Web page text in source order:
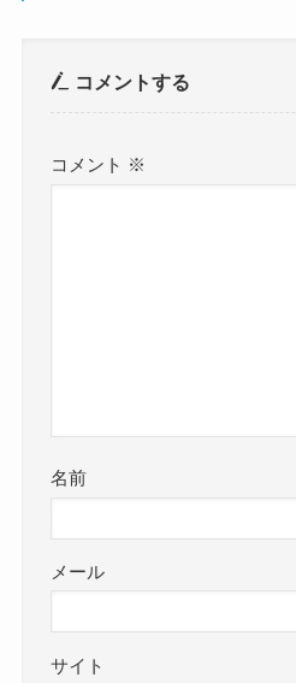
コメントする
コメント ※
名前
メール
サイト